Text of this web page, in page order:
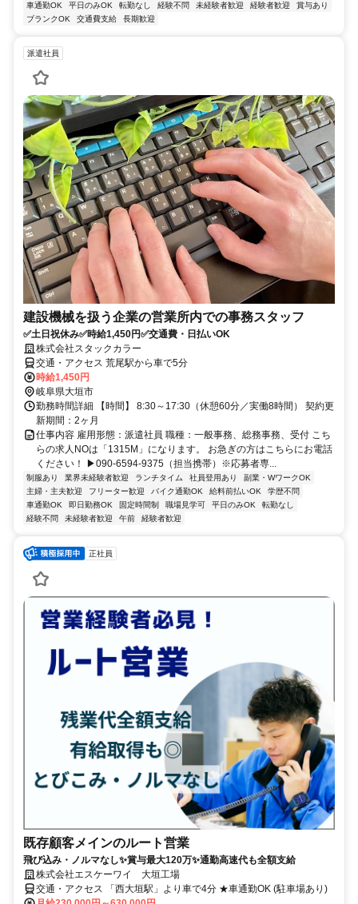
車通勤OK
平日のみOK 転勤なし 経験不問 未経験者歓迎 経験者歓迎
賞与あり
ブランクOK
交通費支給 長期歓迎
派遣社員
建設機械を扱う企業の営業所内での事務スタッフ
✅土日祝休み✅時給1,450円✅交通費・日払いOK
株式会社スタックカラー
交通・アクセス 荒尾駅から車で5分
時給1,450円
岐阜県大垣市
勤務時間詳細 【時間】 8:30～17:30（休憩60分／実働8時間） 契約更
新期間：2ヶ月
仕事内容 雇用形態：派遣社員 職種：一般事務、総務事務、受付 こち
らの求人NOは「1315M」になります。 お急ぎの方はこちらにお電話
ください！ ▶090-6594-9375（担当携帯）※応募者専...
制服あり 業界未経験者歓迎 ランチタイム 社員登用あり
副業・WワークOK
主婦・主夫歓迎
フリーター歓迎 バイク通勤OK 給料前払いOK
学歴不問
車通勤OK
即日勤務OK 固定時間制 職場見学可 平日のみOK
転勤なし
経験不問
未経験者歓迎 午前 経験者歓迎
正社員
既存顧客メインのルート営業
飛び込み・ノルマなし✨賞与最大120万✨通勤高速代も全額支給
株式会社エスケーワイ 大垣工場
交通・アクセス 「西大垣駅」より車で4分 ★車通勤OK (駐車場あり)